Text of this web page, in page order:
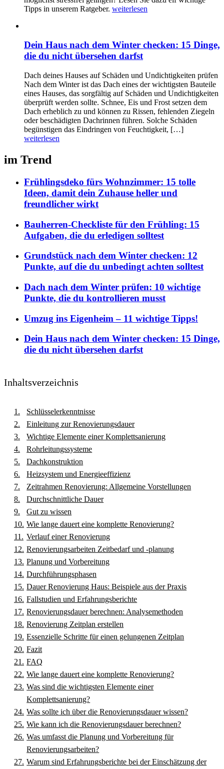
Tipps in unserem Ratgeber. weiterlesen
Dein Haus nach dem Winter checken: 15 Dinge,
die du nicht übersehen darfst
Dach deines Hauses auf Schäden und Undichtigkeiten prüfen
Nach dem Winter ist das Dach eines der wichtigsten Bauteile
eines Hauses, das sorgfältig auf Schäden und Undichtigkeiten
überprüft werden sollte. Schnee, Eis und Frost setzen dem
Dach erheblich zu und können zu Rissen, fehlenden Ziegeln
oder beschädigten Dachrinnen führen. Solche Schäden
begünstigen das Eindringen von Feuchtigkeit, […]
weiterlesen
im Trend
Frühlingsdeko fürs Wohnzimmer: 15 tolle
Ideen, damit dein Zuhause heller und
freundlicher wirkt
Bauherren-Checkliste für den Frühling: 15
Aufgaben, die du erledigen solltest
Grundstück nach dem Winter checken: 12
Punkte, auf die du unbedingt achten solltest
Dach nach dem Winter prüfen: 10 wichtige
Punkte, die du kontrollieren musst
Umzug ins Eigenheim – 11 wichtige Tipps!
Dein Haus nach dem Winter checken: 15 Dinge,
die du nicht übersehen darfst
Inhaltsverzeichnis
Schlüsselerkenntnisse
Einleitung zur Renovierungsdauer
Wichtige Elemente einer Komplettsanierung
Rohrleitungssysteme
Dachkonstruktion
Heizsystem und Energieeffizienz
Zeitrahmen Renovierung: Allgemeine Vorstellungen
Durchschnittliche Dauer
Gut zu wissen
Wie lange dauert eine komplette Renovierung?
Verlauf einer Renovierung
Renovierungsarbeiten Zeitbedarf und -planung
Planung und Vorbereitung
Durchführungsphasen
Dauer Renovierung Haus: Beispiele aus der Praxis
Fallstudien und Erfahrungsberichte
Renovierungsdauer berechnen: Analysemethoden
Renovierung Zeitplan erstellen
Essenzielle Schritte für einen gelungenen Zeitplan
Fazit
FAQ
Wie lange dauert eine komplette Renovierung?
Was sind die wichtigsten Elemente einer
Komplettsanierung?
Was sollte ich über die Renovierungsdauer wissen?
Wie kann ich die Renovierungsdauer berechnen?
Was umfasst die Planung und Vorbereitung für
Renovierungsarbeiten?
Warum sind Erfahrungsberichte bei der Einschätzung der